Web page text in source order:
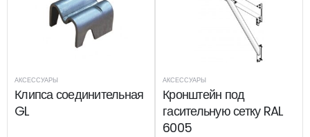
АКСЕССУАРЫ
Клипса соединительная
GL
АКСЕССУАРЫ
Кронштейн под
гасительную сетку RAL
6005